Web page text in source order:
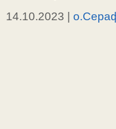
14.10.2023 |